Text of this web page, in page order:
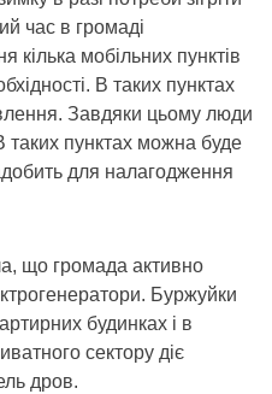
час в громаді
кілька мобільних пунктів
В таких пунктах
Завдяки цьому люди
таких пунктах можна буде
для налагодження
що громада активно
Буржуйки
будинках і в
сектору діє
дров.